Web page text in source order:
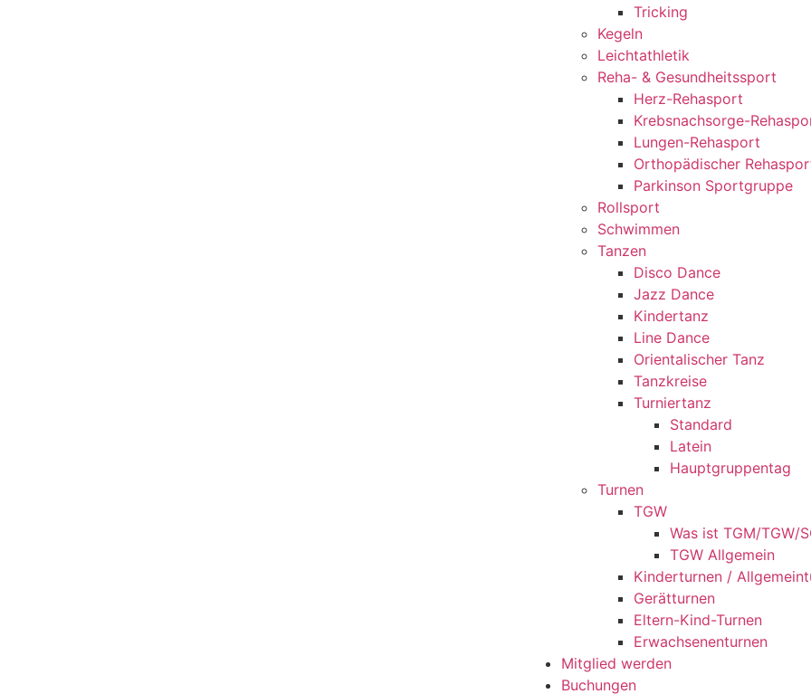
Tricking
Kegeln
Leichtathletik
Reha- & Gesundheitssport
Herz-Rehasport
Krebsnachsorge-
Lungen-Rehasport
Orthopädischer
Parkinson Sportgruppe
Rollsport
Schwimmen
Tanzen
Disco Dance
Jazz Dance
Kindertanz
Line Dance
Orientalischer Tanz
Tanzkreise
Turniertanz
Standard
Latein
Hauptgruppentag
Turnen
TGW
Was ist TGM/TGW/
TGW Allgemein
Kinderturnen /
Gerätturnen
Eltern-Kind-Turnen
Erwachsenenturnen
Mitglied werden
Buchungen